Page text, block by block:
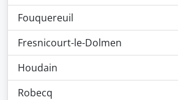
Fouquereuil
Fresnicourt-le-Dolmen
Houdain
Robecq